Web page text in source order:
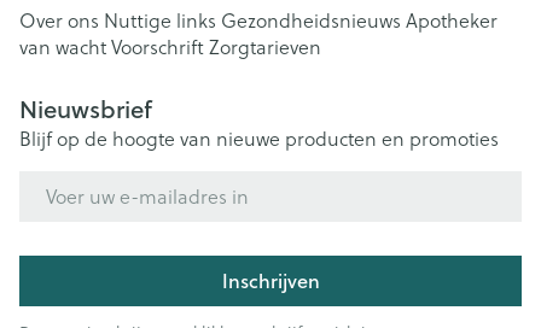
Over ons Nuttige links Gezondheidsnieuws Apotheker
van wachtVoorschriftZorgtarieven
Nieuwsbrief
Blijf op de hoogte van nieuwe producten en promoties
Inschrijven